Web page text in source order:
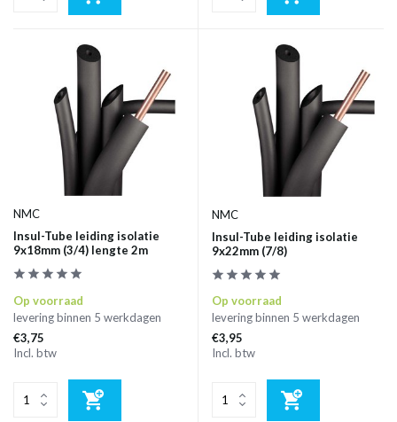
NMC
Insul-Tube leiding isolatie
9x18mm (3/4) lengte 2m
Op voorraad
levering binnen 5 werkdagen
€3,75
Incl. btw
NMC
Insul-Tube leiding isolatie
9x22mm (7/8)
Op voorraad
levering binnen 5 werkdagen
€3,95
Incl. btw